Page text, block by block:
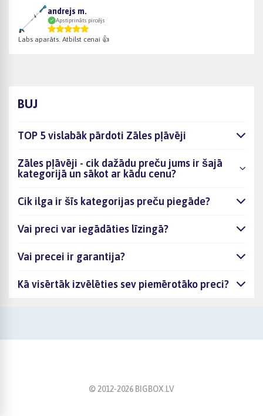
andrejs m.
Apstiprināts pircējs
Labs aparāts. Atbilst cenai 👍
BUJ
TOP 5 vislabāk pārdoti Zāles pļāvēji
Zāles pļāvēji - cik dažādu preču jums ir šajā
kategorijā un sākot ar kādu cenu?
Cik ilga ir šīs kategorijas preču piegāde?
Vai preci var iegādāties līzingā?
Vai precei ir garantija?
Kā visērtāk izvēlēties sev piemērotāko preci?
© 2012-2026 BIGBOX.LV